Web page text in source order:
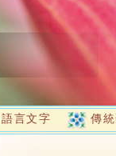
語言文字 傳